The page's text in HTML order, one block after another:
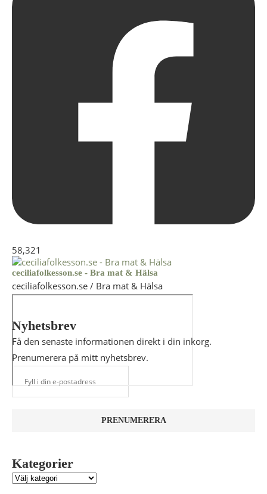
58,321
ceciliafolkesson.se - Bra mat & Hälsa
ceciliafolkesson.se / Bra mat & Hälsa
Nyhetsbrev
Få den senaste informationen direkt i din inkorg.
Prenumerera på mitt nyhetsbrev.
Kategorier